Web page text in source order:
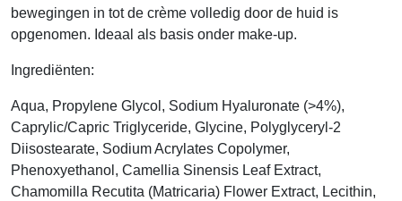
bewegingen in tot de crème volledig door de huid is
opgenomen. Ideaal als basis onder make-up.
Ingrediënten:
Aqua, Propylene Glycol, Sodium Hyaluronate (>4%),
Caprylic/Capric Triglyceride, Glycine, Polyglyceryl-2
Diisostearate, Sodium Acrylates Copolymer,
Phenoxyethanol, Camellia Sinensis Leaf Extract,
Chamomilla Recutita (Matricaria) Flower Extract, Lecithin,